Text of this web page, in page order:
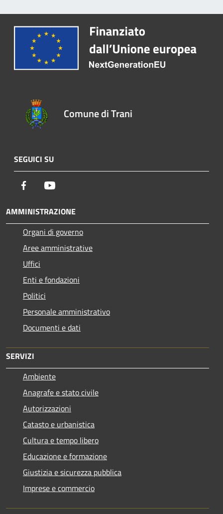
Comune di Trani
SEGUICI SU
Facebook
AMMINISTRAZIONE
Organi di governo
Aree amministrative
Uffici
Enti e fondazioni
Politici
Personale amministrativo
Documenti e dati
SERVIZI
Ambiente
Anagrafe e stato civile
Autorizzazioni
Catasto e urbanistica
Cultura e tempo libero
Educazione e formazione
Giustizia e sicurezza pubblica
Imprese e commercio